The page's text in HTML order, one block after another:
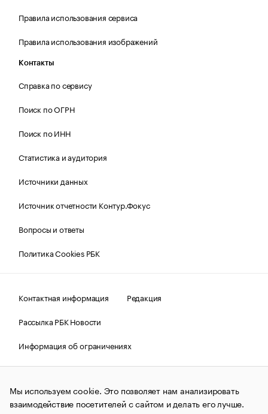
Правила использования сервиса
Правила использования изображений
Контакты
Справка по сервису
Поиск по ОГРН
Поиск по ИНН
Статистика и аудитория
Источники данных
Источник отчетности Контур.Фокус
Вопросы и ответы
Политика Cookies РБК
Контактная информация
Редакция
Рассылка РБК Новости
Информация об ограничениях
Правовая информация
О соблюдении авторских прав
© АО «РОСБИЗНЕСКОНСАЛТИНГ»,1995–2026.Сообщения
и материалы информационного агентства «РБК»
(зарегистрировано Федеральной службой по надзору в сфере
Мы используем cookie. Это позволяет нам анализировать
взаимодействие посетителей с сайтом и делать его лучше.